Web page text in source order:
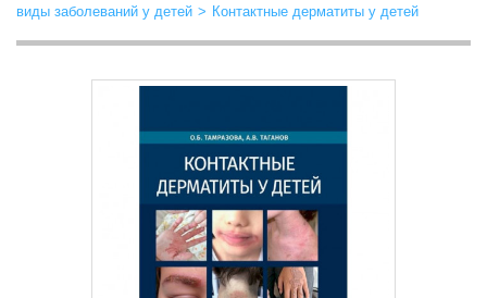
виды заболеваний у детей > Контактные дерматиты у детей